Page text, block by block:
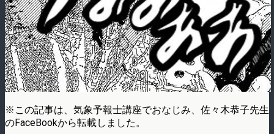
※この記事は、気象予報士講座でおなじみ、佐々木恭子先生
のFaceBookから転載しました。